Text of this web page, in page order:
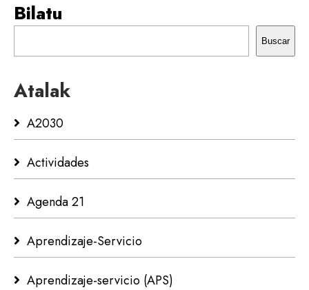
Bilatu
Buscar
Atalak
A2030
Actividades
Agenda 21
Aprendizaje-Servicio
Aprendizaje-servicio (APS)